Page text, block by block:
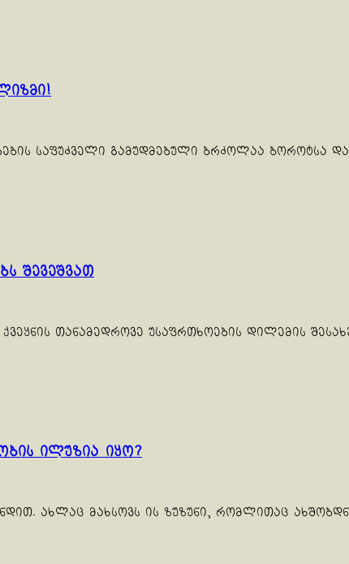
საფუძველი გამუდმებული ბრძოლაა ბოროტსა
შევეშვათ
თანამედროვე უსაფრთხოების დილემის
ილუზია იყო?
ახლაც მახსოვს ის ზუზუნი, რომლითაც